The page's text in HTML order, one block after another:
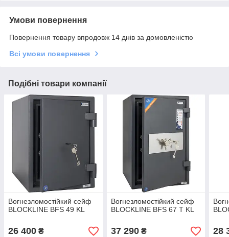
Умови повернення
Повернення товару впродовж 14 днів за домовленістю
Всі умови повернення
Подібні товари компанії
Вогнезломостійкий сейф
BLOCKLINE BFS 49 KL
26 400 ₴
Вогнезломостійкий сейф
BLOCKLINE BFS 67 T KL
37 290₴ 28